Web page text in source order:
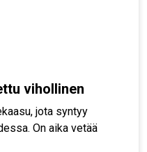
vihollinen
jota syntyy
On aika vetää